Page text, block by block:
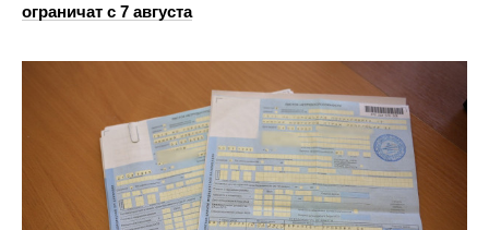
ограничат с 7 августа